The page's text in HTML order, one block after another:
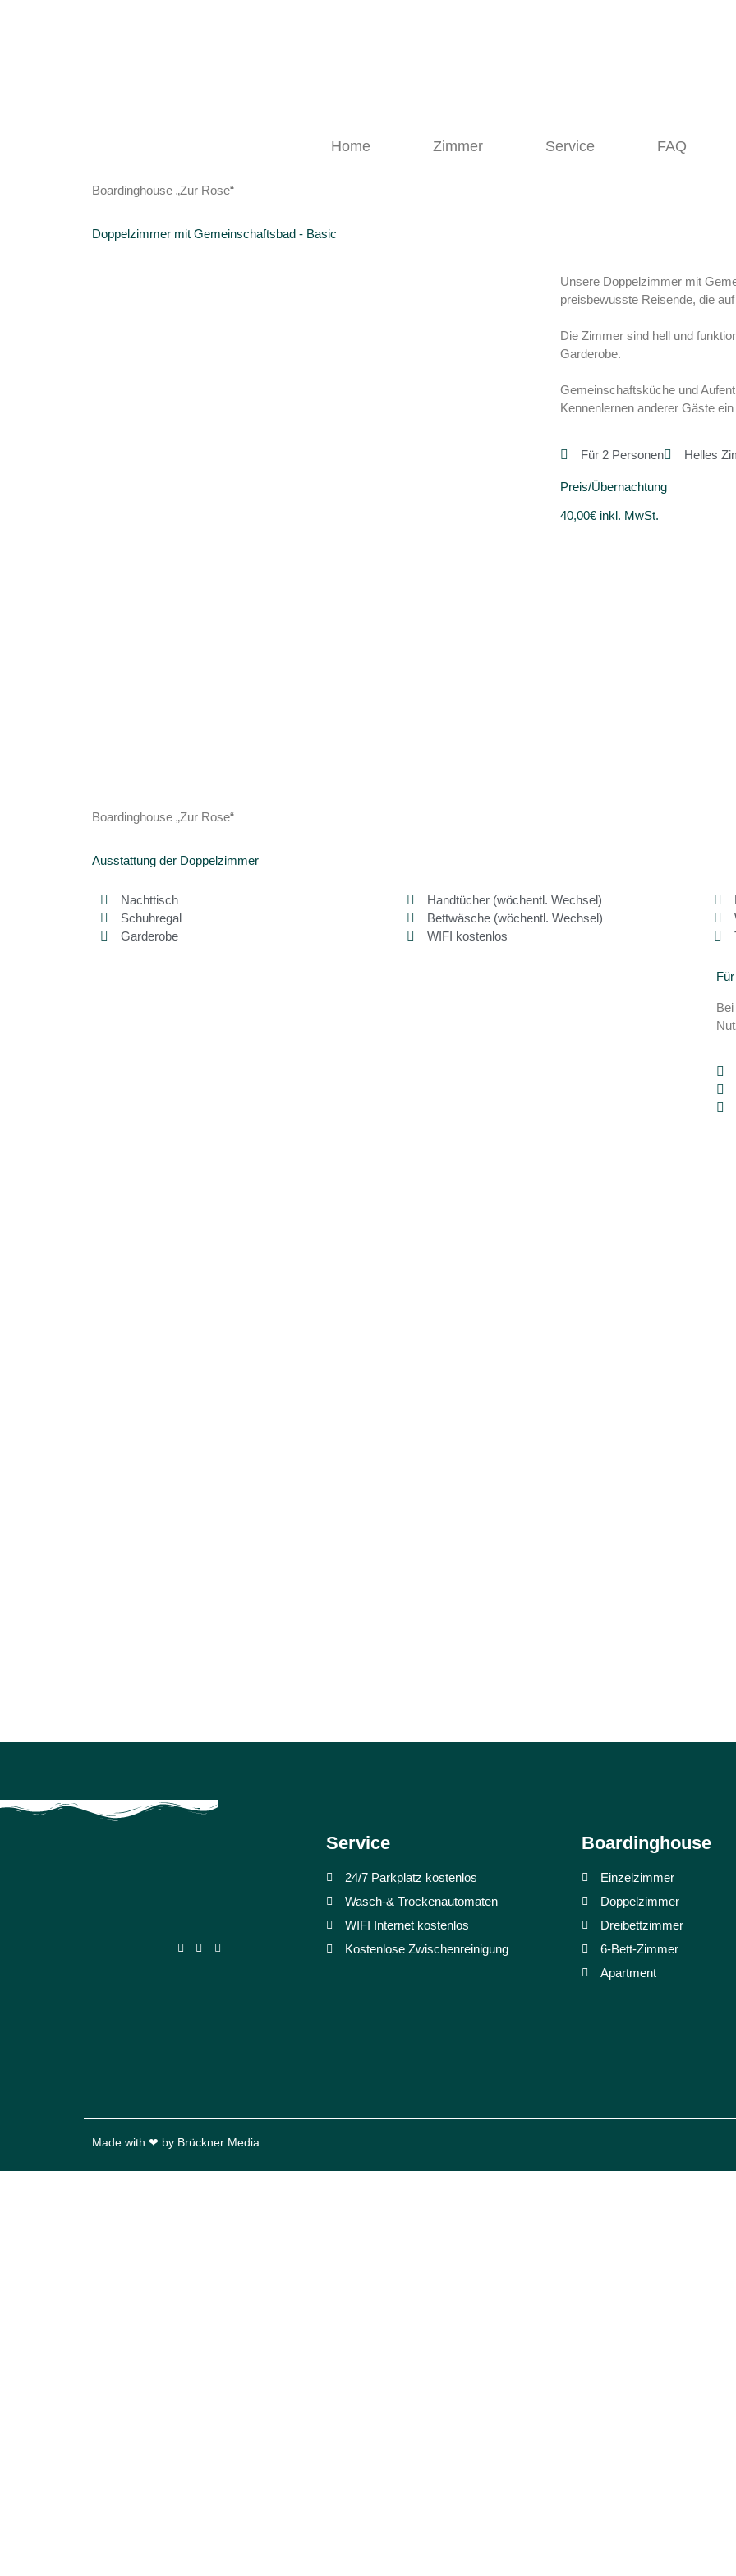
Home Zimmer Service FAQ
Boardinghouse „Zur Rose“
Doppelzimmer mit Gemeinschaftsbad - Basic
Unsere Doppelzimmer mit
preisbewusste Reisende, die
Die Zimmer sind hell und
Garderobe.
Gemeinschaftsküche und
Kennenlernen anderer Gäste
Für 2 Personen Helles
Preis/Übernachtung
40,00€ inkl. MwSt.
Boardinghouse „Zur Rose“
Ausstattung der Doppelzimmer
Nachttisch
Schuhregal
Garderobe
Handtücher (wöchentl. Wechsel)
Bettwäsche (wöchentl. Wechsel)
WIFI kostenlos
Service
24/7 Parkplatz kostenlos
Wasch-& Trockenautomaten
WIFI Internet kostenlos
Kostenlose Zwischenreinigung
Boardinghouse
Einzelzimmer
Doppelzimmer
Dreibettzimmer
6-Bett-Zimmer
Apartment
Made with ❤ by Brückner Media